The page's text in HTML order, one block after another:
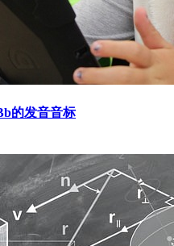
的发音音标